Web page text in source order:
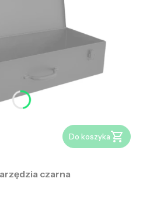
Do koszyka
czarna